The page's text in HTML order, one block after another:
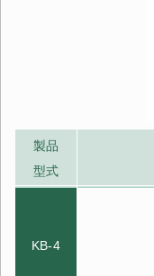
製品
型式
KB-4